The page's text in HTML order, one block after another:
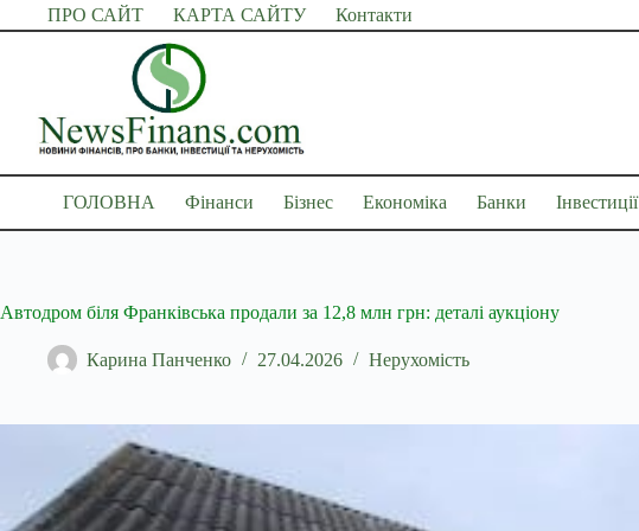
Перейти
до
ПРО САЙТ КАРТА САЙТУ Контакти
ГОЛОВНА Фінанси Бізнес Економіка Банки Інвестиції
Автодром біля Франківська продали за 12,8 млн грн: деталі аукціону
Карина Панченко 27.04.2026 Нерухомість